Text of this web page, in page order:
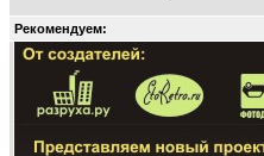
Рекомендуем: